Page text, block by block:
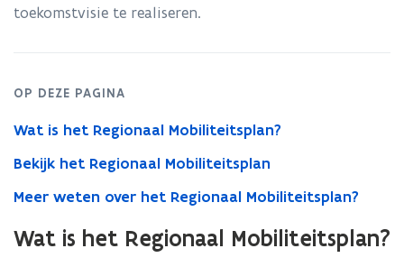
toekomstvisie te realiseren.
OP DEZE PAGINA
Wat is het Regionaal Mobiliteitsplan?
Bekijk het Regionaal Mobiliteitsplan
Meer weten over het Regionaal Mobiliteitsplan?
Wat is het Regionaal Mobiliteitsplan?